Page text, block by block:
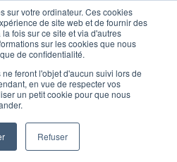
sur votre ordinateur. Ces cookies
de site web et de fournir des
fois sur ce site et via d'autres
sur les cookies que nous
de confidentialité.
feront l'objet d'aucun suivi lors de
en vue de respecter vos
un petit cookie pour que nous
Refuser
offres
Acquisition
Talent Acquisition